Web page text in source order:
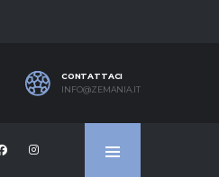
CONTATTACI
INFO@ZEMANIA.IT